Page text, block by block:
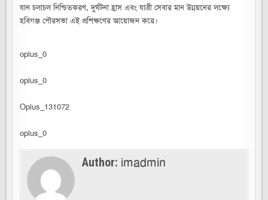
যান চলাচল নিশ্চিতকরণ, দুর্ঘটনা হ্রাস এবং যাত্রী সেবার মান উন্নয়নের লক্ষ্যে
হবিগঞ্জ পৌরসভা এই প্রশিক্ষণের আয়োজন করে।
oplus_0
oplus_0
Oplus_131072
oplus_0
Author: imadmin